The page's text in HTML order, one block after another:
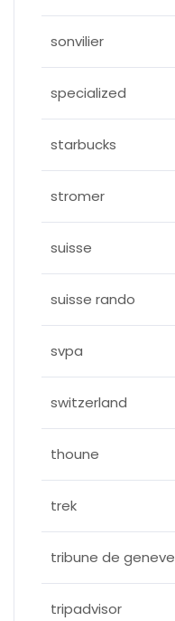
sonvilier
specialized
starbucks
stromer
suisse
suisse rando
svpa
switzerland
thoune
trek
tribune de geneve
tripadvisor